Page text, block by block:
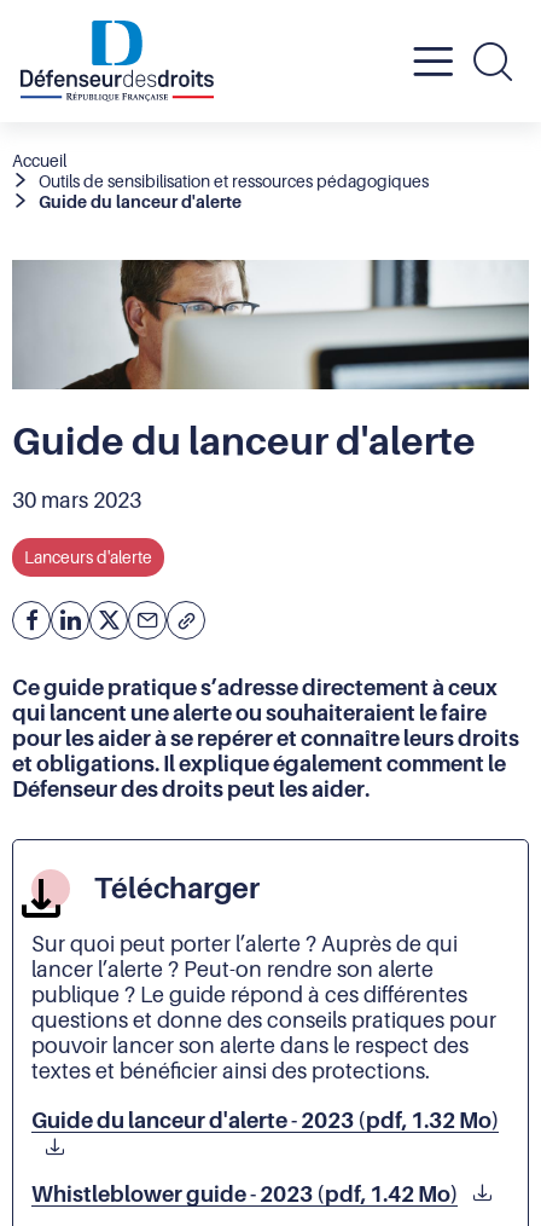
le
Fil
d'Ariane
Accueil
Outils de sensibilisation et ressources pédagogiques
Guide du lanceur d'alerte
Guide du lanceur d'alerte
30 mars 2023
Lanceurs d'alerte
Facebook
Partager
Linkedin
Partager
X
Courriel
Copier
la
page
(URL)
dans
le
papier
Ce guide pratique s’adresse directement à ceux
qui lancent une alerte ou souhaiteraient le faire
pour les aider à se repérer et connaître leurs droits
et obligations. Il explique également comment le
Défenseur des droits peut les aider.
Télécharger
Sur quoi peut porter l’alerte ? Auprès de qui
lancer l’alerte ? Peut-on rendre son alerte
publique ? Le guide répond à ces différentes
questions et donne des conseils pratiques pour
pouvoir lancer son alerte dans le respect des
textes et bénéficier ainsi des protections.
Guide du lanceur d'alerte - 2023 (pdf, 1.32 Mo)
Whistleblower guide - 2023 (pdf, 1.42 Mo)